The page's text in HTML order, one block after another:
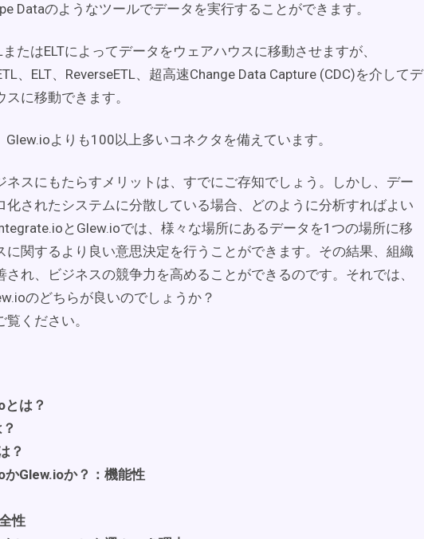
Dataのようなツールでデータを実行することができます。
たはELTによってデータをウェアハウスに移動させますが、
、ELT、ReverseETL、超高速Change Data Capture (CDC)を介してデ
に移動できます。
よりも100以上多いコネクタを備えています。
ネスにもたらすメリットは、すでにご存知でしょう。しかし、デー
化されたシステムに分散している場合、どのように分析すればよい
とGlew.ioでは、様々な場所にあるデータを1つの場所に移
に関するより良い意思決定を行うことができます。その結果、組織
され、ビジネスの競争力を高めることができるのです。それでは、
のどちらが良いのでしょうか？
ください。
は？
？
Glew.ioか？：機能性
性